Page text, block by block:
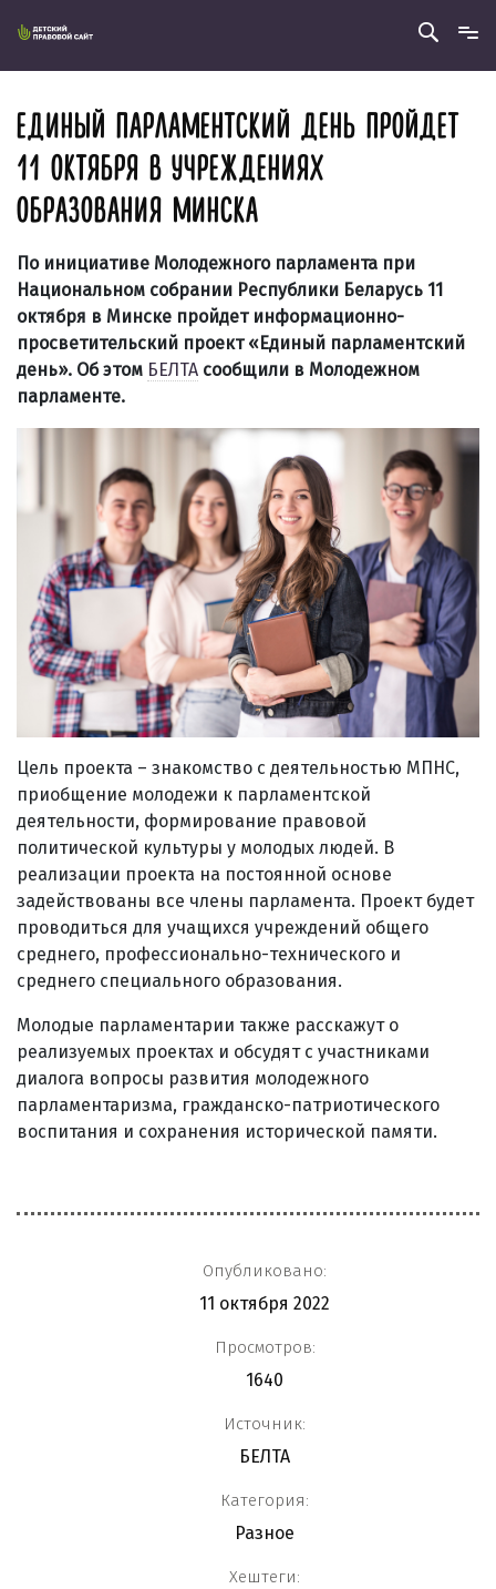
ЕДИНЫЙ ПАРЛАМЕНТСКИЙ ДЕНЬ ПРОЙДЕТ
11 ОКТЯБРЯ В УЧРЕЖДЕНИЯХ
ОБРАЗОВАНИЯ МИНСКА
По инициативе Молодежного парламента при
Национальном собрании Республики Беларусь 11
октября в Минске пройдет информационно-
просветительский проект «Единый парламентский
день». Об этом БЕЛТА сообщили в Молодежном
парламенте.
Цель проекта – знакомство с деятельностью МПНС,
приобщение молодежи к парламентской
деятельности, формирование правовой
политической культуры у молодых людей. В
реализации проекта на постоянной основе
задействованы все члены парламента. Проект будет
проводиться для учащихся учреждений общего
среднего, профессионально-технического и
среднего специального образования.
Молодые парламентарии также расскажут о
реализуемых проектах и обсудят с участниками
диалога вопросы развития молодежного
парламентаризма, гражданско-патриотического
воспитания и сохранения исторической памяти.
Опубликовано:
11 октября 2022
Просмотров:
1640
Источник:
БЕЛТА
Категория:
Разное
Хештеги: